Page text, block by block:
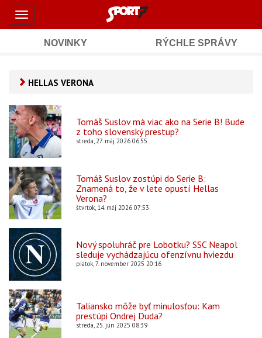
Šport7.sk
-
spravodajstvo
a
výsledky
Skočiť
hlavný
Toggle
navigation
Sub
Navigation
NOVINKY RÝCHLE SPRÁVY
Main
Content
HELLAS VERONA
Tomáš Suslov má viac ako na Serie B! Bude
z toho slovenský prestup?
streda, 27. máj 2026 06:55
Tomáš Suslov zostúpi do Serie B:
Znamená to, že v lete opustí Hellas
Verona?
štvrtok, 14. máj 2026 07:53
Nový spoluhráč pre Lobotku? SSC Neapol
sleduje vychádzajúcu ofenzívnu hviezdu
piatok, 7. november 2025 20:16
Taliansko môže byť minulosťou: Kam
prestúpi Ondrej Duda?
streda, 25. jún 2025 08:39